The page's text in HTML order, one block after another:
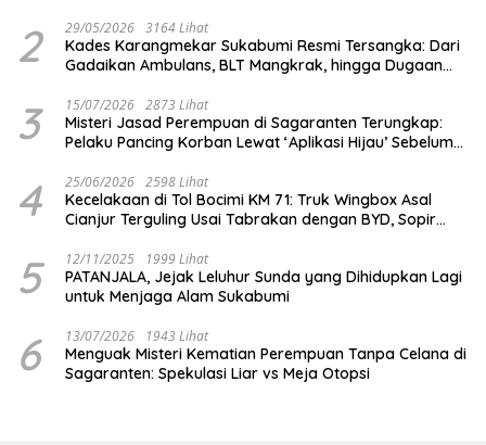
2 29/05/2026 3164 Lihat
Kades Karangmekar Sukabumi Resmi Tersangka: Dari
Gadaikan Ambulans, BLT Mangkrak, hingga Dugaan
3 15/07/2026 2873 Lihat
Misteri Jasad Perempuan di Sagaranten Terungkap:
Pelaku Pancing Korban Lewat ‘Aplikasi Hijau’ Sebelum
4 25/06/2026 2598 Lihat
Kecelakaan di Tol Bocimi KM 71: Truk Wingbox Asal
Cianjur Terguling Usai Tabrakan dengan BYD, Sopir
5 12/11/2025 1999 Lihat
PATANJALA, Jejak Leluhur Sunda yang Dihidupkan Lagi
untuk Menjaga Alam Sukabumi
6 13/07/2026 1943 Lihat
Menguak Misteri Kematian Perempuan Tanpa Celana di
Sagaranten: Spekulasi Liar vs Meja Otopsi